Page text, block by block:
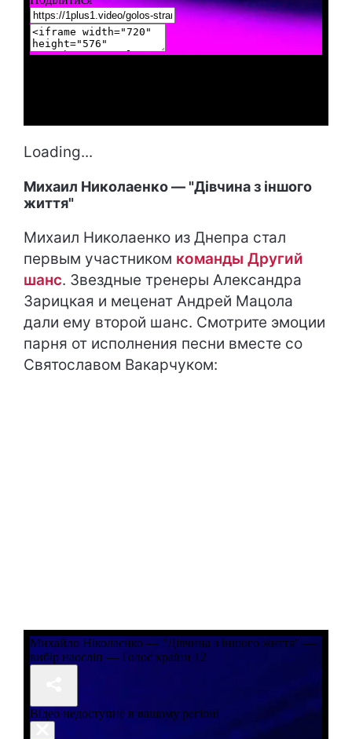
Loading...
Михаил Николаенко — "Дівчина з іншого
життя"
Михаил Николаенко из Днепра стал
первым участником команды Другий
шанс. Звездные тренеры Александра
Зарицкая и меценат Андрей Мацола
дали ему второй шанс. Смотрите эмоции
парня от исполнения песни вместе со
Святославом Вакарчуком: